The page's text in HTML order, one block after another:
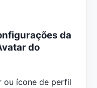
da
do
ou ícone de perfil